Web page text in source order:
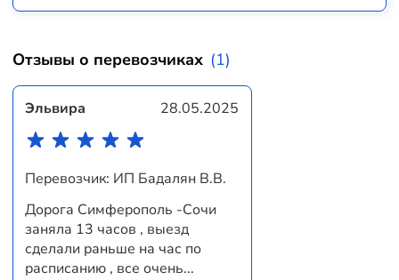
Отзывы о перевозчиках (1)
Эльвира 28.05.2025
Перевозчик: ИП Бадалян В.В.
Дорога Симферополь -Сочи
заняла 13 часов , выезд
сделали раньше на час по
расписанию , все очень...